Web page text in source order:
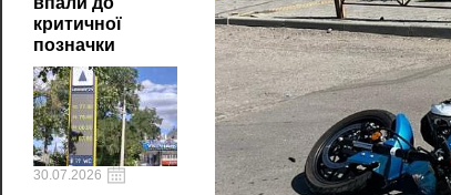
критичної
позначки
30.07.2026